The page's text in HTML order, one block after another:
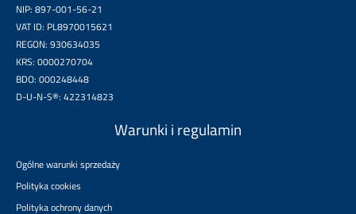
NIP: 897-001-56-21
VAT ID: PL8970015621
REGON: 930634035
KRS: 0000270704
BDO: 000248448
D-U-N-S®: 422314823
Warunki i regulamin
Ogólne warunki sprzedaży
Polityka cookies
Polityka ochrony danych